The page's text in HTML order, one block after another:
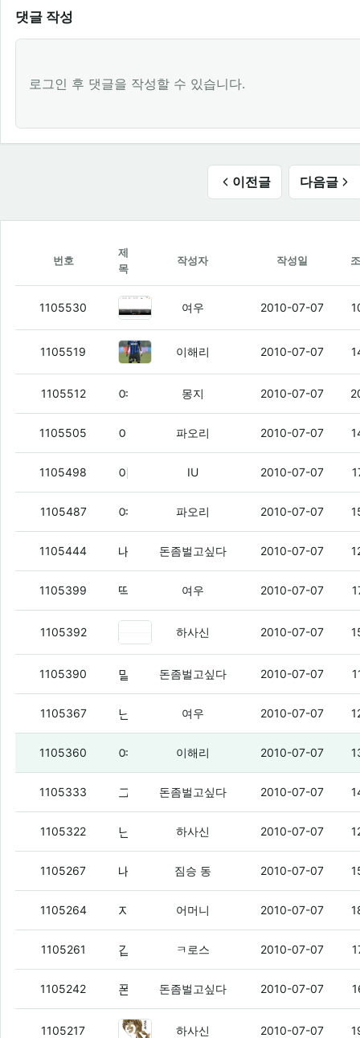
댓글 작성
로그인 후 댓글을 작성할 수 있습니다.
이전글 다음글
번호
제
목
작성자 작성일
1105530 파오리(3)
여우 2010-07-07
1105519 설리(2)
이해리 2010-07-07
1105512 몽지 2010-07-07
1105505 파오리 2010-07-07
1105498 (3)
IU 2010-07-07
1105487 파오리 2010-07-07
1105444 돈좀벌고싶다 2010-07-07
1105399 (5)
여우 2010-07-07
1105392 너들 도박하려면 고스톱 포커 이런
하사신 2010-07-07
1105390 (2)
돈좀벌고싶다 2010-07-07
1105367 여우 2010-07-07
1105360 (1)
이해리 2010-07-07
1105333 (3)
돈좀벌고싶다 2010-07-07
1105322 (5)
하사신 2010-07-07
1105267 짐승 동 2010-07-07
1105264 어머니 2010-07-07
1105261 (3)
ㅋ로스 2010-07-07
1105242 (3)
돈좀벌고싶다 2010-07-07
1105217 실업자한테 여친은 사치라는말... (5)
하사신 2010-07-07